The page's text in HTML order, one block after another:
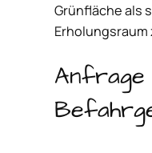
Grünfläche als
Erholungsraum
Anfrage